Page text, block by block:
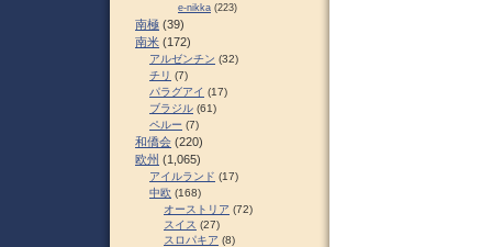
e-nikka (223)
南極 (39)
南米 (172)
アルゼンチン (32)
チリ (7)
パラグアイ (17)
ブラジル (61)
ペルー (7)
和僑会 (220)
欧州 (1,065)
アイルランド (17)
中欧 (168)
オーストリア (72)
スイス (27)
スロパキア (8)